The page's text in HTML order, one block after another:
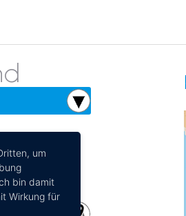
um
bin damit
Wirkung für